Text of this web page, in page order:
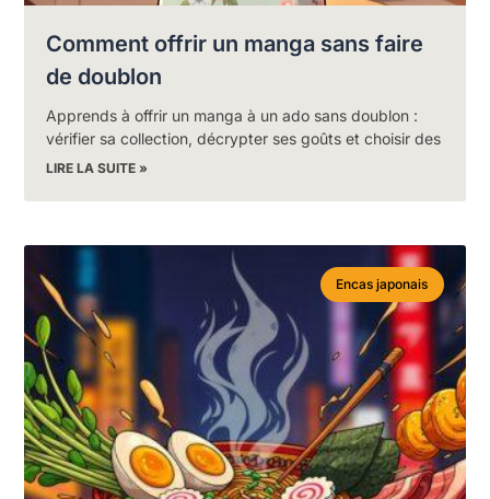
Comment offrir un manga sans faire
de doublon
Apprends à offrir un manga à un ado sans doublon :
vérifier sa collection, décrypter ses goûts et choisir des
LIRE LA SUITE »
Encas japonais